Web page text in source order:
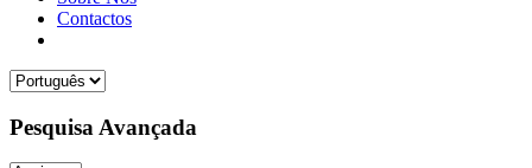
Contactos
Pesquisa Avançada